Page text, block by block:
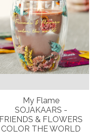
My Flame
SOJAKAARS -
FRIENDS & FLOWERS
COLOR THE WORLD